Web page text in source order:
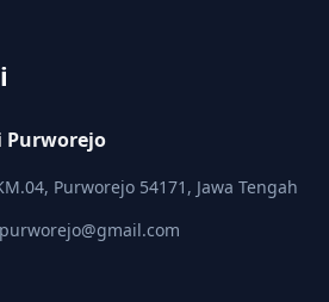
Purworejo
Purworejo 54171, Jawa Tengah